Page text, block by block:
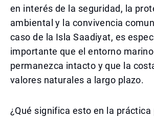
en interés de la seguridad, la
ambiental y la convivencia
caso de la Isla Saadiyat, es
importante que el entorno
permanezca intacto y que la
valores naturales a largo plazo.
¿Qué significa esto en la práctica